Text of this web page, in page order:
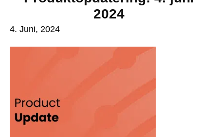
2024
4. Juni, 2024